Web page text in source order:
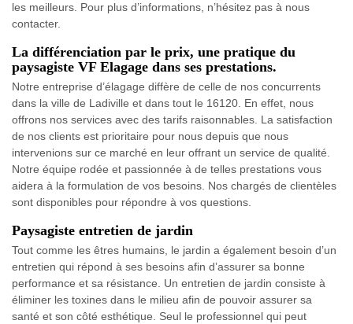
les meilleurs. Pour plus d’informations, n’hésitez pas à nous
contacter.
La différenciation par le prix, une pratique du
paysagiste VF Elagage dans ses prestations.
Notre entreprise d’élagage diffère de celle de nos concurrents
dans la ville de Ladiville et dans tout le 16120. En effet, nous
offrons nos services avec des tarifs raisonnables. La satisfaction
de nos clients est prioritaire pour nous depuis que nous
intervenions sur ce marché en leur offrant un service de qualité.
Notre équipe rodée et passionnée à de telles prestations vous
aidera à la formulation de vos besoins. Nos chargés de clientèles
sont disponibles pour répondre à vos questions.
Paysagiste entretien de jardin
Tout comme les êtres humains, le jardin a également besoin d’un
entretien qui répond à ses besoins afin d’assurer sa bonne
performance et sa résistance. Un entretien de jardin consiste à
éliminer les toxines dans le milieu afin de pouvoir assurer sa
santé et son côté esthétique. Seul le professionnel qui peut